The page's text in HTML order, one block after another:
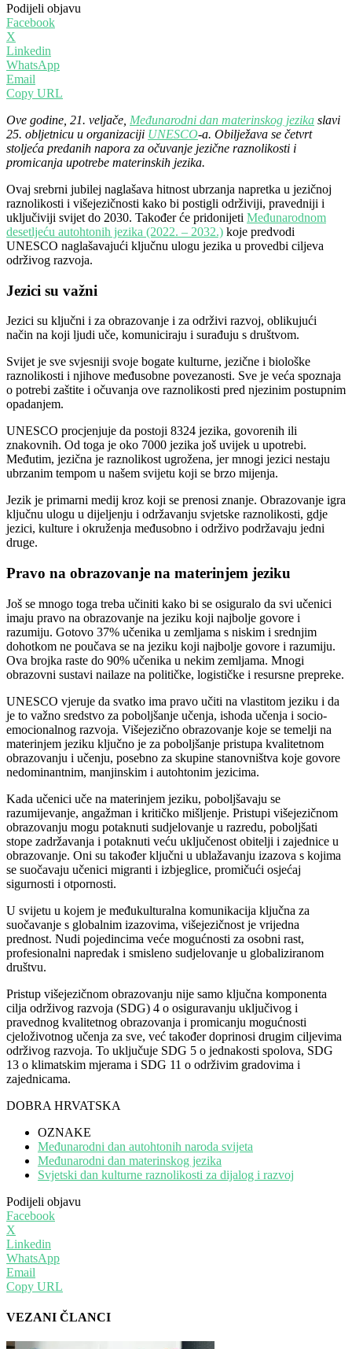
Podijeli objavu
Facebook
X
Linkedin
WhatsApp
Email
Copy URL
Ove godine, 21. veljače, Međunarodni dan materinskog jezika slavi
25. obljetnicu u organizaciji UNESCO-a. Obilježava se četvrt
stoljeća predanih napora za očuvanje jezične raznolikosti i
promicanja upotrebe materinskih jezika.
Ovaj srebrni jubilej naglašava hitnost ubrzanja napretka u jezičnoj
raznolikosti i višejezičnosti kako bi postigli održiviji, pravedniji i
uključiviji svijet do 2030. Također će pridonijeti Međunarodnom
desetljeću autohtonih jezika (2022. – 2032.) koje predvodi
UNESCO naglašavajući ključnu ulogu jezika u provedbi ciljeva
održivog razvoja.
Jezici su važni
Jezici su ključni i za obrazovanje i za održivi razvoj, oblikujući
način na koji ljudi uče, komuniciraju i surađuju s društvom.
Svijet je sve svjesniji svoje bogate kulturne, jezične i biološke
raznolikosti i njihove međusobne povezanosti. Sve je veća spoznaja
o potrebi zaštite i očuvanja ove raznolikosti pred njezinim postupnim
opadanjem.
UNESCO procjenjuje da postoji 8324 jezika, govorenih ili
znakovnih. Od toga je oko 7000 jezika još uvijek u upotrebi.
Međutim, jezična je raznolikost ugrožena, jer mnogi jezici nestaju
ubrzanim tempom u našem svijetu koji se brzo mijenja.
Jezik je primarni medij kroz koji se prenosi znanje. Obrazovanje igra
ključnu ulogu u dijeljenju i održavanju svjetske raznolikosti, gdje
jezici, kulture i okruženja međusobno i održivo podržavaju jedni
druge.
Pravo na obrazovanje na materinjem jeziku
Još se mnogo toga treba učiniti kako bi se osiguralo da svi učenici
imaju pravo na obrazovanje na jeziku koji najbolje govore i
razumiju. Gotovo 37% učenika u zemljama s niskim i srednjim
dohotkom ne poučava se na jeziku koji najbolje govore i razumiju.
Ova brojka raste do 90% učenika u nekim zemljama. Mnogi
obrazovni sustavi nailaze na političke, logističke i resursne prepreke.
UNESCO vjeruje da svatko ima pravo učiti na vlastitom jeziku i da
je to važno sredstvo za poboljšanje učenja, ishoda učenja i socio-
emocionalnog razvoja. Višejezično obrazovanje koje se temelji na
materinjem jeziku ključno je za poboljšanje pristupa kvalitetnom
obrazovanju i učenju, posebno za skupine stanovništva koje govore
nedominantnim, manjinskim i autohtonim jezicima.
Kada učenici uče na materinjem jeziku, poboljšavaju se
razumijevanje, angažman i kritičko mišljenje. Pristupi višejezičnom
obrazovanju mogu potaknuti sudjelovanje u razredu, poboljšati
stope zadržavanja i potaknuti veću uključenost obitelji i zajednice u
obrazovanje. Oni su također ključni u ublažavanju izazova s ​​kojima
se suočavaju učenici migranti i izbjeglice, promičući osjećaj
sigurnosti i otpornosti.
U svijetu u kojem je međukulturalna komunikacija ključna za
suočavanje s globalnim izazovima, višejezičnost je vrijedna
prednost. Nudi pojedincima veće mogućnosti za osobni rast,
profesionalni napredak i smisleno sudjelovanje u globaliziranom
društvu.
Pristup višejezičnom obrazovanju nije samo ključna komponenta
cilja održivog razvoja (SDG) 4 o osiguravanju uključivog i
pravednog kvalitetnog obrazovanja i promicanju mogućnosti
cjeloživotnog učenja za sve, već također doprinosi drugim ciljevima
održivog razvoja. To uključuje SDG 5 o jednakosti spolova, SDG
13 o klimatskim mjerama i SDG 11 o održivim gradovima i
zajednicama.
DOBRA HRVATSKA
OZNAKE
Međunarodni dan autohtonih naroda svijeta
Međunarodni dan materinskog jezika
Svjetski dan kulturne raznolikosti za dijalog i razvoj
Podijeli objavu
Facebook
X
Linkedin
WhatsApp
Email
Copy URL
VEZANI ČLANCI